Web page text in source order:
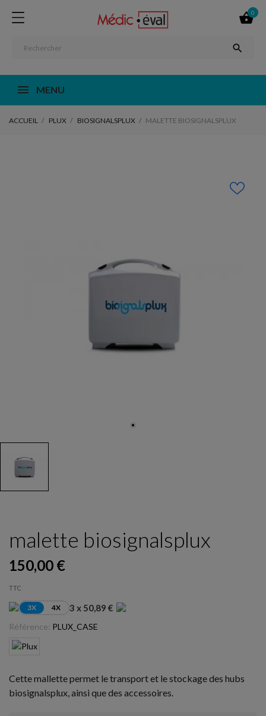

0

MENU
ACCUEIL PLUX BIOSIGNALSPLUX MALETTE BIOSIGNALSPLUX
malette biosignalsplux
150,00 €
TTC
3X 4X 3 x 50,89 €
Référence: PLUX_CASE
Cette mallette permet le transport et le stockage des hubs
biosignalsplux, ainsi que des accessoires.